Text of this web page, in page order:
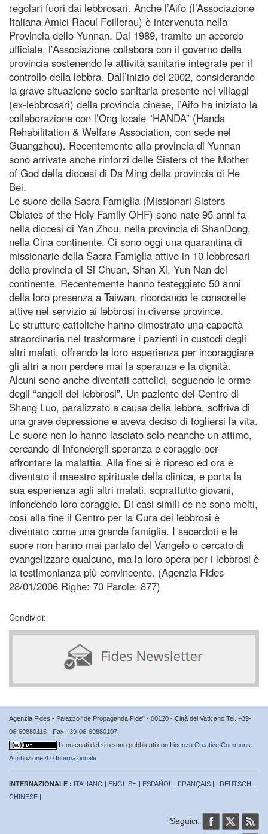
regolari fuori dai lebbrosari. Anche l’Aifo (l’Associazione
Italiana Amici Raoul Foillerau) è intervenuta nella
Provincia dello Yunnan. Dal 1989, tramite un accordo
ufficiale, l’Associazione collabora con il governo della
provincia sostenendo le attività sanitarie integrate per il
controllo della lebbra. Dall’inizio del 2002, considerando
la grave situazione socio sanitaria presente nei villaggi
(ex-lebbrosari) della provincia cinese, l’Aifo ha iniziato la
collaborazione con l’Ong locale “HANDA” (Handa
Rehabilitation & Welfare Association, con sede nel
Guangzhou). Recentemente alla provincia di Yunnan
sono arrivate anche rinforzi delle Sisters of the Mother
of God della diocesi di Da Ming della provincia di He
Bei.
Le suore della Sacra Famiglia (Missionari Sisters
Oblates of the Holy Family OHF) sono nate 95 anni fa
nella diocesi di Yan Zhou, nella provincia di ShanDong,
nella Cina continente. Ci sono oggi una quarantina di
missionarie della Sacra Famiglia attive in 10 lebbrosari
della provincia di Si Chuan, Shan Xi, Yun Nan del
continente. Recentemente hanno festeggiato 50 anni
della loro presenza a Taiwan, ricordando le consorelle
attive nel servizio ai lebbrosi in diverse province.
Le strutture cattoliche hanno dimostrato una capacità
straordinaria nel trasformare i pazienti in custodi degli
altri malati, offrendo la loro esperienza per incoraggiare
gli altri a non perdere mai la speranza e la dignità.
Alcuni sono anche diventati cattolici, seguendo le orme
degli “angeli dei lebbrosi”. Un paziente del Centro di
Shang Luo, paralizzato a causa della lebbra, soffriva di
una grave depressione e aveva deciso di togliersi la vita.
Le suore non lo hanno lasciato solo neanche un attimo,
cercando di infondergli speranza e coraggio per
affrontare la malattia. Alla fine si è ripreso ed ora è
diventato il maestro spirituale della clinica, e porta la
sua esperienza agli altri malati, soprattutto giovani,
infondendo loro coraggio. Di casi simili ce ne sono molti,
così alla fine il Centro per la Cura dei lebbrosi è
diventato come una grande famiglia. I sacerdoti e le
suore non hanno mai parlato del Vangelo o cercato di
evangelizzare qualcuno, ma la loro opera per i lebbrosi è
la testimonianza più convincente. (Agenzia Fides
28/01/2006 Righe: 70 Parole: 877)
Condividi:
Agenzia Fides - Palazzo “de Propaganda Fide” - 00120 - Città del Vaticano Tel. +39-
06-69880115 - Fax +39-06-69880107
I contenuti del sito sono pubblicati con Licenza Creative Commons
Attribuzione 4.0 Internazionale
INTERNAZIONALE : ITALIANO | ENGLISH | ESPAÑOL | FRANÇAIS | | DEUTSCH |
CHINESE |
Seguici: